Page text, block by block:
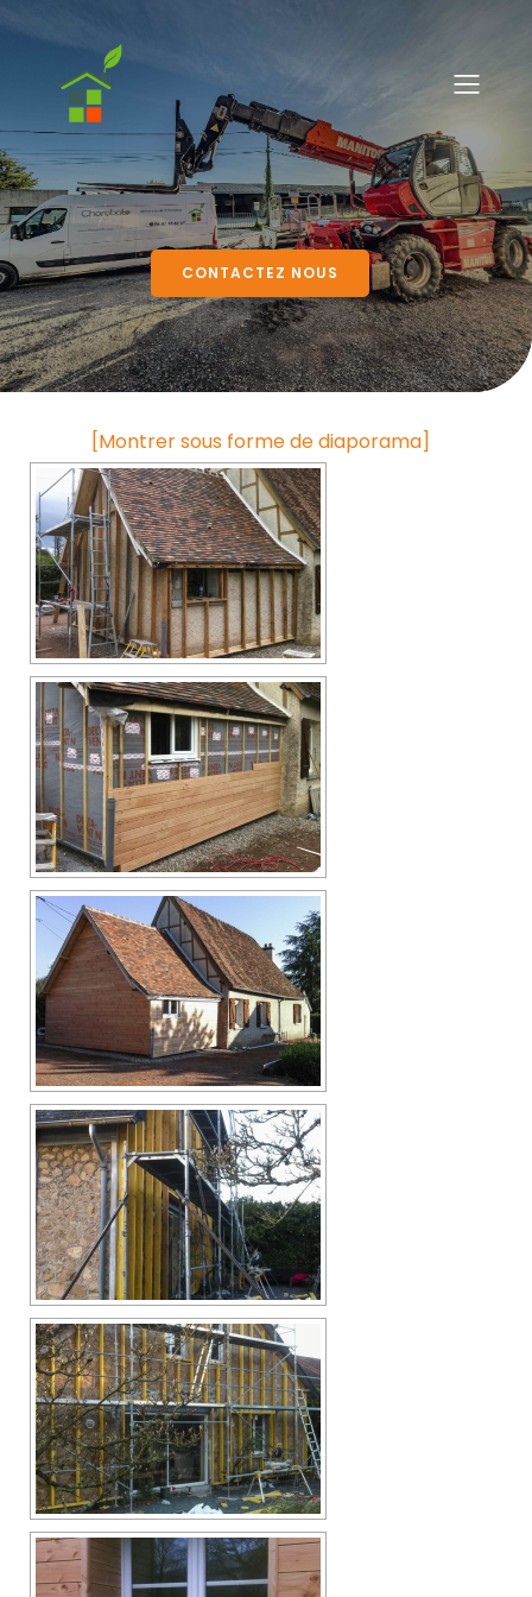
CONTACTEZ NOUS
[Montrer sous forme de diaporama]